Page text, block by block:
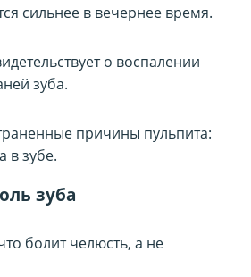
сильнее в вечернее время.
о воспалении
зуба.
причины пульпита:
в зубе.
зуба
болит челюсть, а не